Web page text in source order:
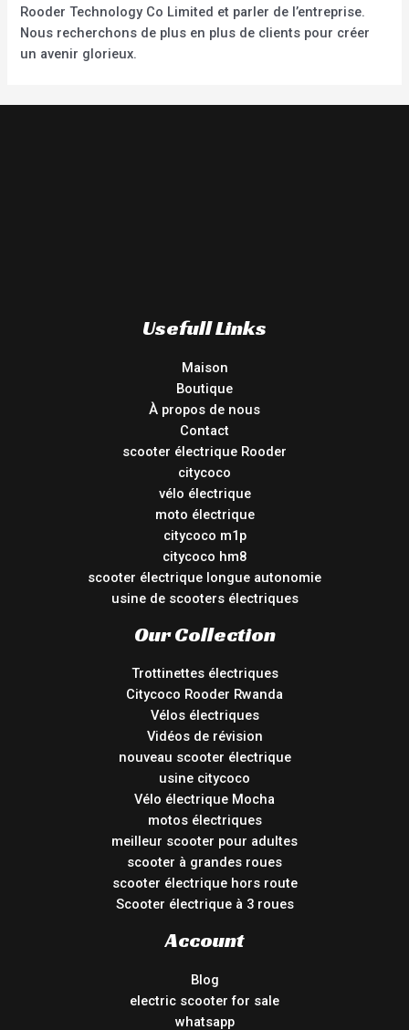
Rooder Technology Co Limited et parler de l’entreprise.
Nous recherchons de plus en plus de clients pour créer
un avenir glorieux.
Usefull Links
Maison
Boutique
À propos de nous
Contact
scooter électrique Rooder
citycoco
vélo électrique
moto électrique
citycoco m1p
citycoco hm8
scooter électrique longue autonomie
usine de scooters électriques
Our Collection
Trottinettes électriques
Citycoco Rooder Rwanda
Vélos électriques
Vidéos de révision
nouveau scooter électrique
usine citycoco
Vélo électrique Mocha
motos électriques
meilleur scooter pour adultes
scooter à grandes roues
scooter électrique hors route
Scooter électrique à 3 roues
Account
Blog
electric scooter for sale
whatsapp